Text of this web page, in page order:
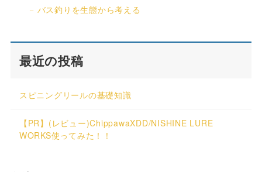
バス釣りを生態から考える
最近の投稿
スピニングリールの基礎知識
【PR】(レビュー)ChippawaXDD/NISHINE LURE
WORKS使ってみた！！